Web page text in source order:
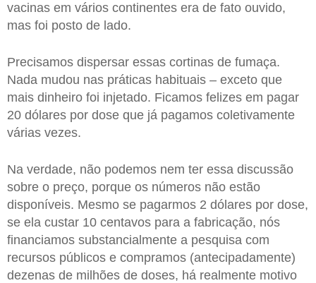
vacinas em vários continentes era de fato ouvido,
mas foi posto de lado.
Precisamos dispersar essas cortinas de fumaça.
Nada mudou nas práticas habituais – exceto que
mais dinheiro foi injetado. Ficamos felizes em pagar
20 dólares por dose que já pagamos coletivamente
várias vezes.
Na verdade, não podemos nem ter essa discussão
sobre o preço, porque os números não estão
disponíveis. Mesmo se pagarmos 2 dólares por dose,
se ela custar 10 centavos para a fabricação, nós
financiamos substancialmente a pesquisa com
recursos públicos e compramos (antecipadamente)
dezenas de milhões de doses, há realmente motivo